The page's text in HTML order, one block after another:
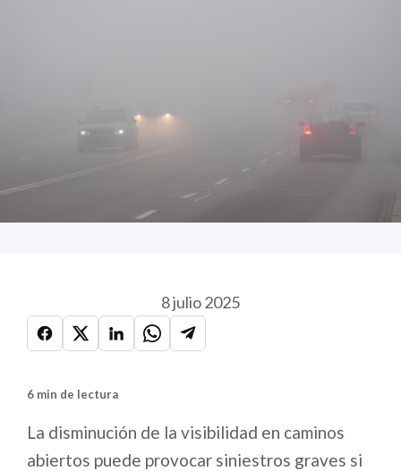
8 julio 2025
6 min de lectura
La disminución de la visibilidad en caminos
abiertos puede provocar siniestros graves si